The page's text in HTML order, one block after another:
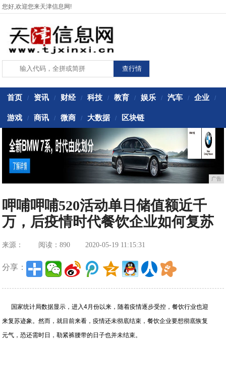
您好,欢迎您来天津信息网!
首页 / 资讯 / 财经 / 科技 / 教育 / 娱乐 / 汽车 / 企业 /
游戏 / 商讯 / 微商 / 大数据 / 区块链
广告
呷哺呷哺520活动单日储值额近千
万，后疫情时代餐饮企业如何复苏
来源： 阅读：890 2020-05-19 11:15:31
分享：
国家统计局数据显示，进入4月份以来，随着疫情逐步受控，餐饮行业也迎
来复苏迹象。然而，就目前来看，疫情还未彻底结束，餐饮企业要想彻底恢复
元气，恐还需时日，勒紧裤腰带的日子也并未结束。